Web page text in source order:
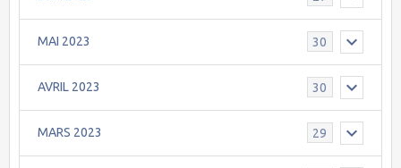
MAI 2023 30
AVRIL 2023 30
MARS 2023 29